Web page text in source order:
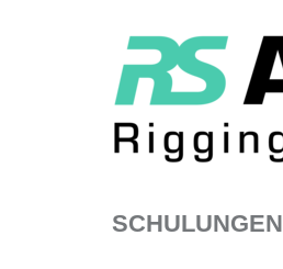
SCHULUNGEN